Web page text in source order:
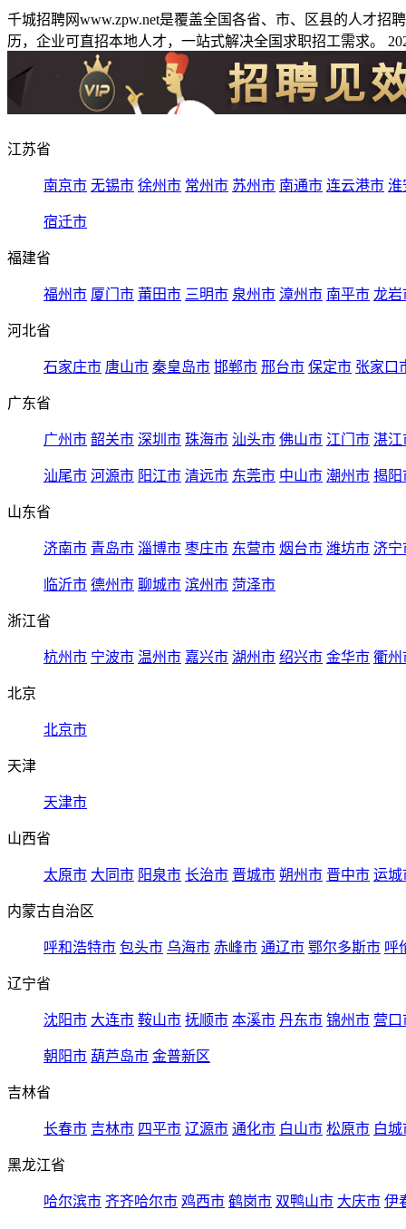
千城招聘网www.zpw.net是覆盖全国各省、市、区县的人才
历，企业可直招本地人才，一站式解决全国求职招工需求。
江苏省
南京市 无锡市 徐州市 常州市 苏州市 南通市 连云港市 淮
宿迁市
福建省
福州市 厦门市 莆田市 三明市 泉州市 漳州市 南平市 龙岩
河北省
石家庄市 唐山市 秦皇岛市 邯郸市 邢台市 保定市 张家口
广东省
广州市 韶关市 深圳市 珠海市 汕头市 佛山市 江门市 湛江
汕尾市 河源市 阳江市 清远市 东莞市 中山市 潮州市 揭阳
山东省
济南市 青岛市 淄博市 枣庄市 东营市 烟台市 潍坊市 济宁
临沂市 德州市 聊城市 滨州市 菏泽市
浙江省
杭州市 宁波市 温州市 嘉兴市 湖州市 绍兴市 金华市 衢州
北京
北京市
天津
天津市
山西省
太原市 大同市 阳泉市 长治市 晋城市 朔州市 晋中市 运城
内蒙古自治区
呼和浩特市 包头市 乌海市 赤峰市 通辽市 鄂尔多斯市 呼
辽宁省
沈阳市 大连市 鞍山市 抚顺市 本溪市 丹东市 锦州市 营口
朝阳市 葫芦岛市 金普新区
吉林省
长春市 吉林市 四平市 辽源市 通化市 白山市 松原市 白城
黑龙江省
哈尔滨市 齐齐哈尔市 鸡西市 鹤岗市 双鸭山市 大庆市 伊